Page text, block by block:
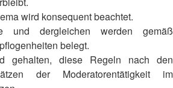
wird konsequent beachtet.
und dergleichen werden gemäß
belegt.
gehalten, diese Regeln nach den
der Moderatorentätigkeit im